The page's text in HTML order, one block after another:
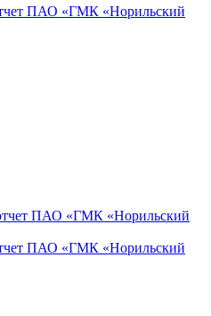
ПАО «ГМК «Норильский
ПАО «ГМК «Норильский
ПАО «ГМК «Норильский